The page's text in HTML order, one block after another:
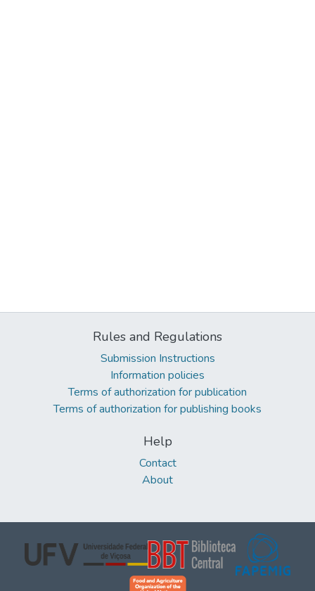
Rules and Regulations
Submission Instructions
Information policies
Terms of authorization for publication
Terms of authorization for publishing books
Help
Contact
About